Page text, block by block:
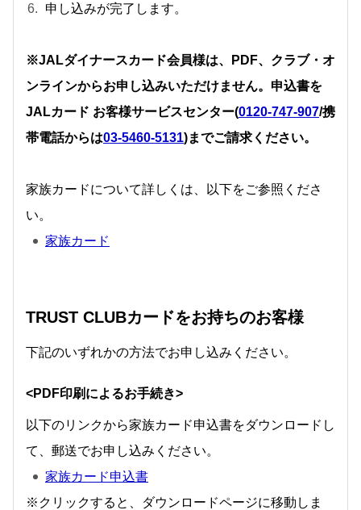
申し込みが完了します。
※JALダイナースカード会員様は、PDF、クラブ・オ
ンラインからお申し込みいただけません。申込書を
JALカード お客様サービスセンター(0120-747-907/携
帯電話からは03-5460-5131)までご請求ください。
家族カードについて詳しくは、以下をご参照くださ
い。
家族カード
TRUST CLUBカードをお持ちのお客様
下記のいずれかの方法でお申し込みください。
<PDF印刷によるお手続き>
以下のリンクから家族カード申込書をダウンロードし
て、郵送でお申し込みください。
家族カード申込書
※クリックすると、ダウンロードページに移動しま